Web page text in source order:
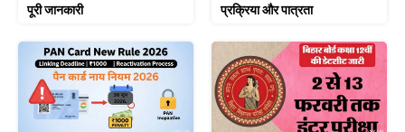
पूरी जानकारी
प्रक्रिया और पात्रता